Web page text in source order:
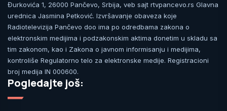
Đurkovića 1, 26000 Pančevo, Srbija, veb sajt rtvpancevo.rs Glavna
urednica Jasmina Petković. Izvršavanje obaveza koje
Radiotelevizija Pančevo doo ima po odredbama zakona o
elektronskim medijima i podzakonskim aktima donetim u skladu sa
tim zakonom, kao i Zakona o javnom informisanju i medijima,
kontroliše Regulatorno telo za elektronske medije. Registracioni
broj medija IN 000600.
Pogledajte još: